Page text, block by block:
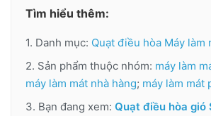
Tìm hiểu thêm:
1. Danh mục: Quạt điều hòa Máy làm
2. Sản phẩm thuộc nhóm: máy làm
máy làm mát nhà hàng; máy làm mát
3. Bạn đang xem: Quạt điều hòa gió